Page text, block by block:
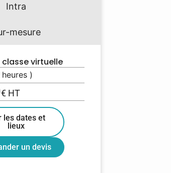
Intra
mesure
classe virtuelle
heures )
€ HT
les dates et
lieux
un devis